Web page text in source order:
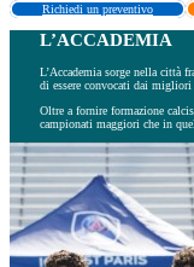
Richiedi un preventivo
L’ACCADEMIA
L’Accademia sorge nella città
di essere convocati dai
Oltre a fornire formazione
campionati maggiori che in